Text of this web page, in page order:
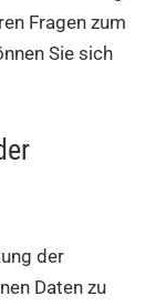
Fragen zum
Sie sich
der
Daten zu